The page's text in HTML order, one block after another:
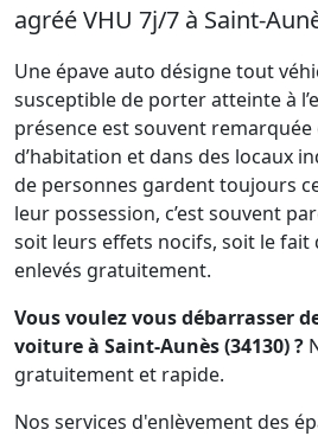
agréé VHU 7j/7 à Saint-
Une épave auto désigne tout
susceptible de porter atteinte à
présence est souvent remarquée
d’habitation et dans des locaux
de personnes gardent toujours
leur possession, c’est souvent
soit leurs effets nocifs, soit le fait
enlevés gratuitement.
Vous voulez vous débarrasser
voiture à Saint-Aunès (34130) ?
gratuitement et rapide.
Nos services d'enlèvement des